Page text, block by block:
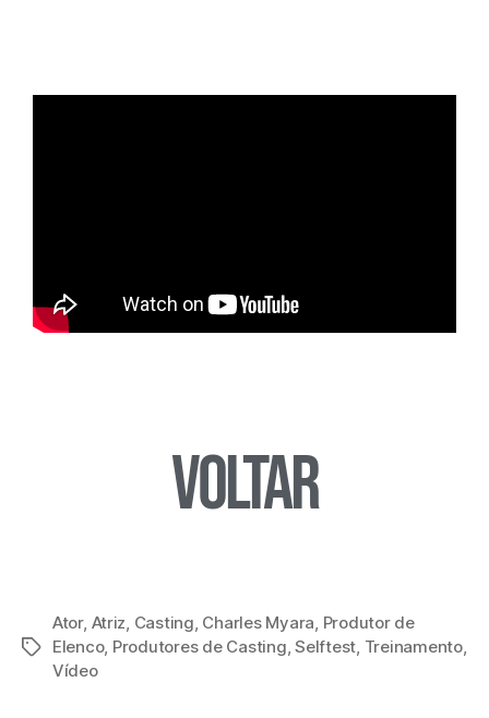
Voltar
Ator, Atriz, Casting, Charles Myara, Produtor de
Elenco, Produtores de Casting,Selftest, Treinamento,
Vídeo